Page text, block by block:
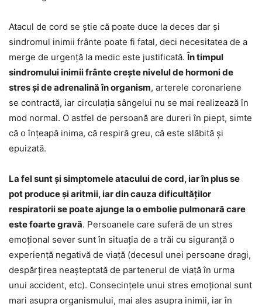
Atacul de cord se știe că poate duce la deces dar și
sindromul inimii frânte poate fi fatal, deci necesitatea de a
merge de urgență la medic este justificată.În timpul
sindromului inimii frânte crește nivelul de hormoni de
stres și de adrenalină în organism, arterele coronariene
se contractă, iar circulația sângelui nu se mai realizează în
mod normal. O astfel de persoană are dureri în piept, simte
că o înțeapă inima, că respiră greu, că este slăbită și
epuizată.
La fel sunt și simptomele atacului de cord, iar în plus se
pot produce și aritmii, iar din cauza dificultăților
respiratorii se poate ajunge la o embolie pulmonară care
este foarte gravă. Persoanele care suferă de un stres
emoțional sever sunt în situația de a trăi cu siguranță o
experiență negativă de viață (decesul unei persoane dragi,
despărțirea neașteptată de partenerul de viață în urma
unui accident, etc). Consecințele unui stres emoțional sunt
mari asupra organismului, mai ales asupra inimii, iar în